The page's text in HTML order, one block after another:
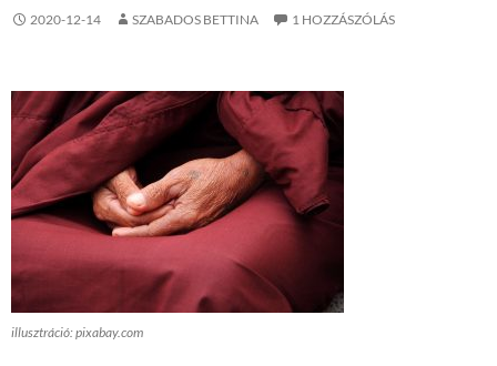
2020-12-14 SZABADOS BETTINA 1 HOZZÁSZÓLÁS
illusztráció: pixabay.com